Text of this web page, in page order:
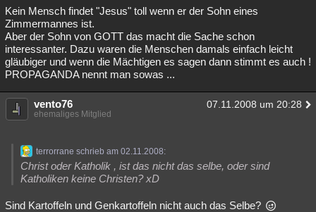
Kein Mensch findet "Jesus" toll wenn er der Sohn eines
Zimmermannes ist.
Aber der Sohn von GOTT das macht die Sache schon
interessanter. Dazu waren die Menschen damals einfach leicht
gläubiger und wenn die Mächtigen es sagen dann stimmt es auch !
PROPAGANDA nennt man sowas ...
vento76 07.11.2008 um 20:28
ehemaliges Mitglied
terrorrane schrieb am 02.11.2008:
Christ oder Katholik , ist das nicht das selbe, oder sind
Katholiken keine Christen? xD
Sind Kartoffeln und Genkartoffeln nicht auch das Selbe?